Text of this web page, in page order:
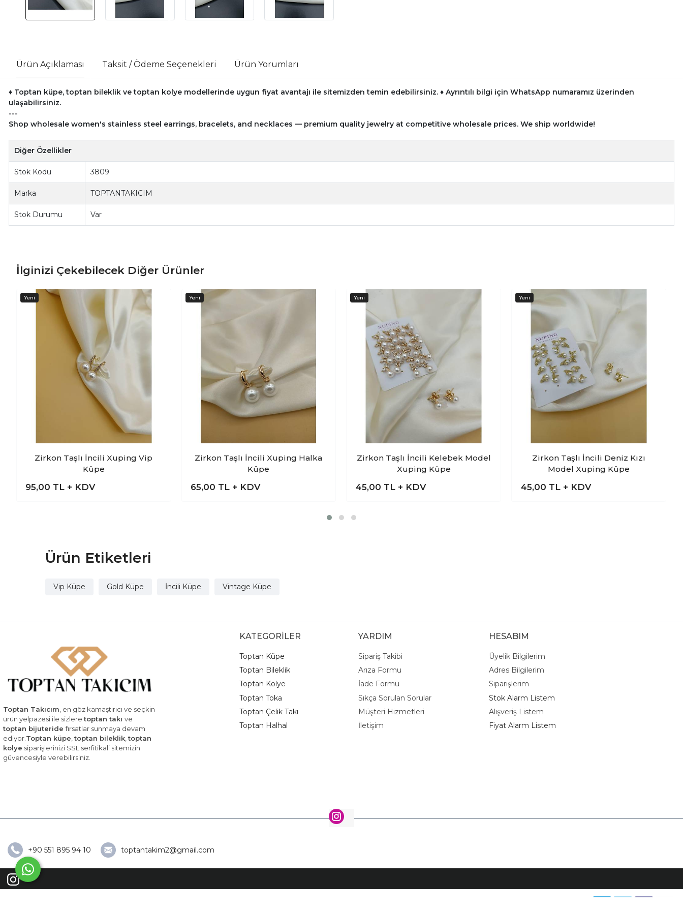
Ürün Açıklaması Taksit / Ödeme Seçenekleri Ürün Yorumları
♦ Toptan küpe, toptan bileklik ve toptan kolye modellerinde uygun fiyat avantajı ile sitemizden temin edebilirsiniz. ♦ Ayrıntılı bilgi için WhatsApp numaramız üzerinden
ulaşabilirsiniz.
---
Shop wholesale women's stainless steel earrings, bracelets, and necklaces — premium quality jewelry at competitive wholesale prices. We ship worldwide!
Diğer Özellikler
Stok Kodu 3809
Marka TOPTANTAKICIM
Stok Durumu Var
İlginizi Çekebilecek Diğer Ürünler
Zirkon Taşlı İncili Xuping Vip
Küpe
95,00 TL + KDV
Zirkon Taşlı İncili Xuping Halka
Küpe
65,00 TL + KDV
Zirkon Taşlı İncili Kelebek Model
Xuping Küpe
45,00 TL + KDV
Zirkon Taşlı İncili Deniz Kızı
Model Xuping Küpe
45,00 TL + KDV
Ürün Etiketleri
Vip Küpe Gold Küpe İncili Küpe Vintage Küpe
Toptan Takıcım , en göz kamaştırıcı ve seçkin
ürün yelpazesi ile sizleretoptan takı ve
toptan bijuteridefırsatlar sunmaya devam
ediyor. Toptan küpe ,toptan bileklik ,toptan
kolye siparişlerinizi SSL serfitikali sitemizin
güvencesiyle verebilirsiniz.
KATEGORİLER
Toptan Küpe
Toptan Bileklik
Toptan Kolye
Toptan Toka
Toptan Çelik Takı
Toptan Halhal
YARDIM
Sipariş Takibi
Arıza Formu
İade Formu
Sıkça Sorulan Sorular
Müşteri Hizmetleri
İletişim
HESABIM
Üyelik Bilgilerim
Adres Bilgilerim
Siparişlerim
Stok Alarm Listem
Alışveriş Listem
Fiyat Alarm Listem
+90 551 895 94 10 toptantakim2@gmail.com